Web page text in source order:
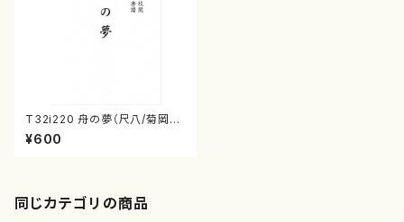
T32i220 舟の夢（尺八/菊岡検
校/楽譜）都山流公刊楽譜曲番:1
072
¥600
同じカテゴリの商品